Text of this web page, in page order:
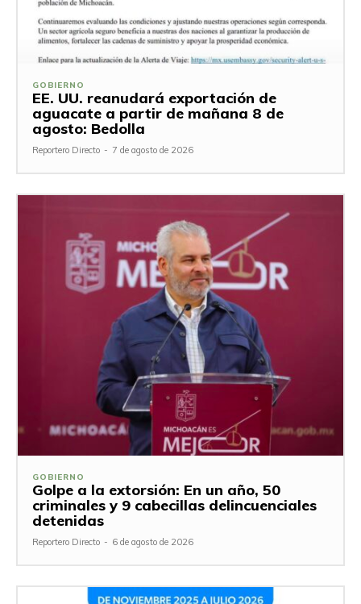
GOBIERNO
EE. UU. reanudará exportación de
aguacate a partir de mañana 8 de
agosto: Bedolla
Reportero Directo - 7 de agosto de 2026
GOBIERNO
Golpe a la extorsión: En un año, 50
criminales y 9 cabecillas delincuenciales
detenidas
Reportero Directo - 6 de agosto de 2026